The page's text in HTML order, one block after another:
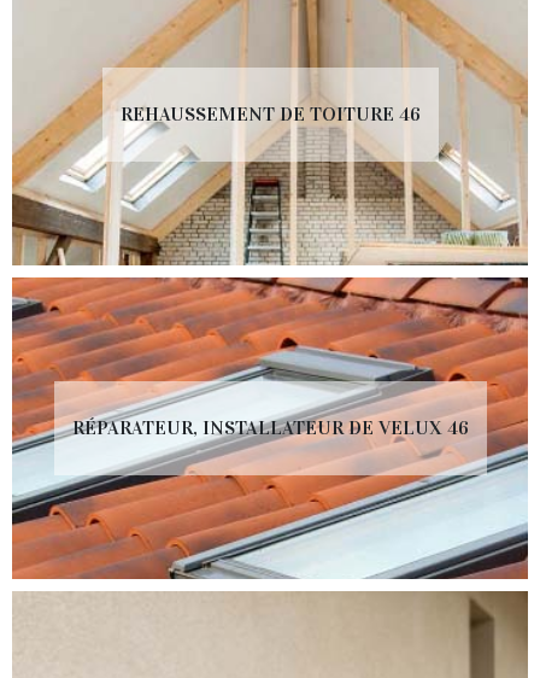
REHAUSSEMENT DE TOITURE 46
RÉPARATEUR, INSTALLATEUR DE VELUX 46